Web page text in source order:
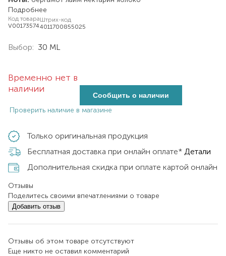
Подробнее
Код товара
V00173574
Штрих-код
4011700855025
Выбор: 30 ML
Временно нет в
наличии
Сообщить о наличии
Проверить наличие в магазине
Только оригинальная продукция
Бесплатная доставка при онлайн оплате* Детали
Дополнительная скидка при оплате картой онлайн
Отзывы
Поделитесь своими впечатлениями о товаре
Добавить отзыв
Отзывы об этом товаре отсутствуют
Еще никто не оставил комментарий